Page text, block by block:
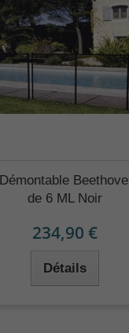
de 6 ML Noir
234,90 €
Détails